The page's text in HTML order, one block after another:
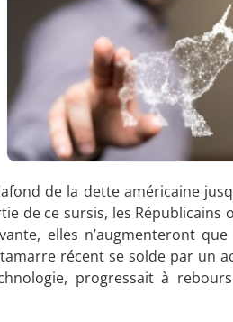
de la dette américaine
de ce sursis, les Républicains
elles n’augmenteront que
récent se solde par un
progressait à